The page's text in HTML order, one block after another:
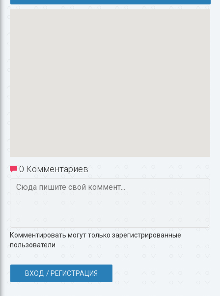
0 Комментариев
Комментировать могут только зарегистрированные
пользователи
ВХОД / РЕГИСТРАЦИЯ